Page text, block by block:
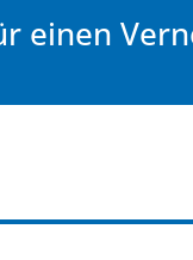
einen